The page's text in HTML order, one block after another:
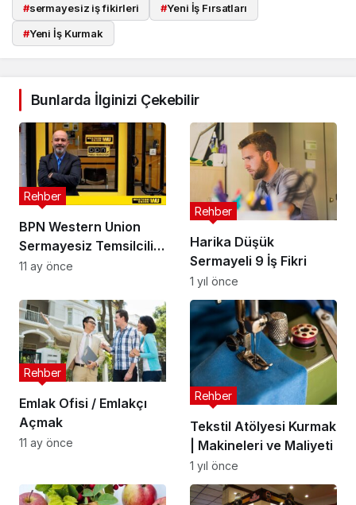
#sermayesiz iş fikirleri #Yeni İş Fırsatları
#Yeni İş Kurmak
Bunlarda İlginizi Çekebilir
BPN Western Union
Sermayesiz Temsilcilik
Veriyor
Rehber
11 ay önce
Harika Düşük
Sermayeli 9 İş Fikri
Rehber
1 yıl önce
Emlak Ofisi / Emlakçı
Açmak
Rehber
11 ay önce
Tekstil Atölyesi Kurmak
| Makineleri ve Maliyeti
Rehber
1 yıl önce